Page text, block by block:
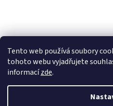
Tento web používá soubory
tohoto webu vyjadřujete
informacízde.
Instagram
Sledovat na